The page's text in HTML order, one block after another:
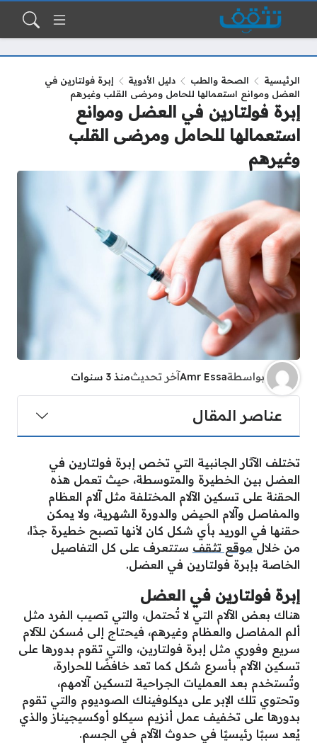
الرئيسية الصحة والطب دليل الأدوية
إبرة فولتارين في
العضل وموانع استعمالها للحامل ومرضى القلب وغيرهم
إبرة فولتارين في العضل وموانع
استعمالها للحامل ومرضى القلب
وغيرهم
بواسطةAmr Essaآخر تحديثمنذ 3 سنوات
عناصر المقال
تختلف الآثار الجانبية التي تخص إبرة فولتارين في
العضل بين الخطيرة والمتوسطة، حيث تعمل هذه
الحقنة على تسكين الآلام المختلفة مثل آلام العظام
والمفاصل وآلام الحيض والدورة الشهرية، ولا يمكن
حقنها في الوريد بأي شكل كان لأنها تصبح خطيرة جدًا،
من خلال موقع تثقف ستتعرف على كل التفاصيل
الخاصة بإبرة فولتارين في العضل.
إبرة فولتارين في العضل
هناك بعض الآلام التي لا تُحتمل، والتي تصيب الفرد مثل
ألم المفاصل والعظام وغيرهم، فيحتاج إلى مُسكن للآلام
سريع وفوري مثل إبرة فولتارين، والتي تقوم بدورها على
تسكين الآلام بأسرع شكل كما تعد خافضًا للحرارة،
وتُستخدم بعد العمليات الجراحية لتسكين آلامهم،
وتحتوي تلك الإبر على ديكلوفيناك الصوديوم والتي تقوم
بدورها على تخفيف عمل أنزيم سيكلو أوكسيجيناز والذي
يُعد سببًا رئيسيًا في حدوث الآلام في الجسم.